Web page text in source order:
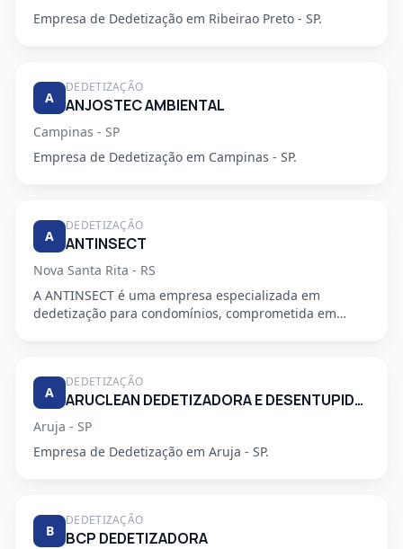
Empresa de Dedetização em Ribeirao Preto - SP.
A
DEDETIZAÇÃO
ANJOSTEC AMBIENTAL
Campinas - SP
Empresa de Dedetização em Campinas - SP.
A
DEDETIZAÇÃO
ANTINSECT
Nova Santa Rita - RS
A ANTINSECT é uma empresa especializada em
dedetização para condomínios, comprometida em
A
DEDETIZAÇÃO
ARUCLEAN DEDETIZADORA E DESENTUPIDORA
Aruja - SP
Empresa de Dedetização em Aruja - SP.
B
DEDETIZAÇÃO
BCP DEDETIZADORA